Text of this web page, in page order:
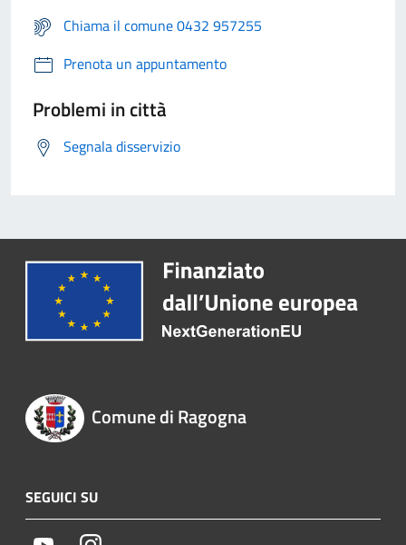
Chiama il comune 0432 957255
Prenota un appuntamento
Problemi in città
Segnala disservizio
Comune di Ragogna
SEGUICI SU